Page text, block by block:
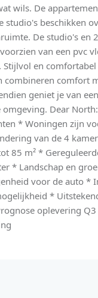
wils. De
studio's beschikken
De studio's en
van een pvc
en
combineren comfort
geniet je van
Dear
* Woningen zijn
van de 4
85 m² *
* Landschap en
voor de auto *
*
oplevering